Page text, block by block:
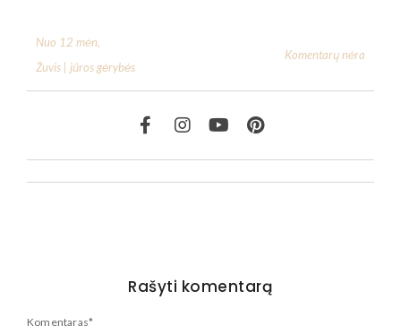
Nuo 12 mėn,
Žuvis | jūros gėrybės
Komentarų nėra
Rašyti komentarą
Komentaras*